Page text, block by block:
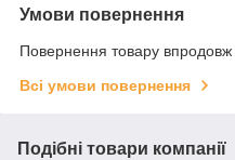
Умови повернення
Повернення товару впродовж
Всі умови повернення
Подібні товари компанії